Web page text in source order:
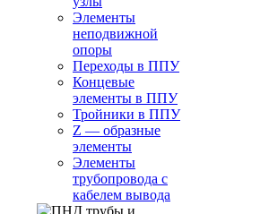
Элементы
неподвижной
опоры
Переходы в ППУ
Концевые
элементы в ППУ
Тройники в ППУ
Z — образные
элементы
Элементы
трубопровода с
кабелем вывода